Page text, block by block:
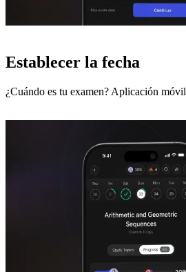
Establecer la fecha
¿Cuándo es tu examen? Aplicación móvil